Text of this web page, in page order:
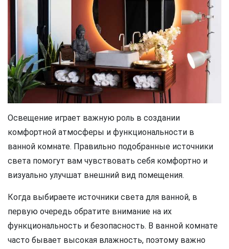
Освещение играет важную роль в создании
комфортной атмосферы и функциональности в
ванной комнате. Правильно подобранные источники
света помогут вам чувствовать себя комфортно и
визуально улучшат внешний вид помещения.
Когда выбираете источники света для ванной, в
первую очередь обратите внимание на их
функциональность и безопасность. В ванной комнате
часто бывает высокая влажность, поэтому важно